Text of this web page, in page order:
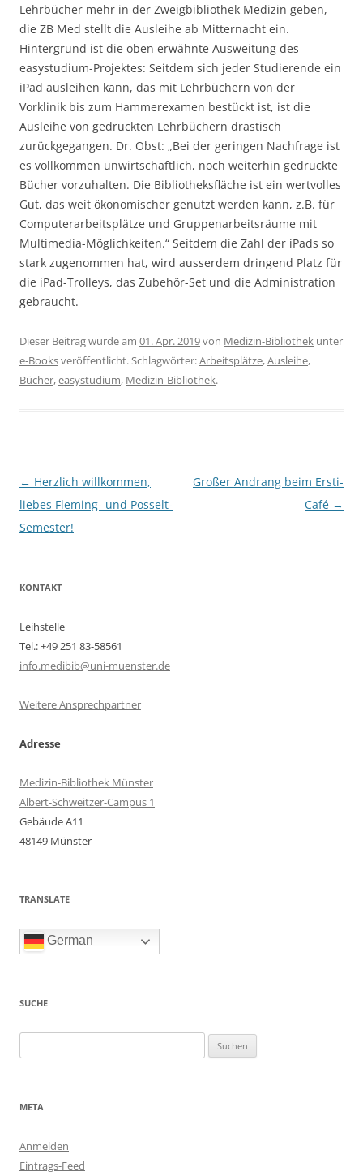
Lehrbücher mehr in der Zweigbibliothek Medizin geben,
die ZB Med stellt die Ausleihe ab Mitternacht ein.
Hintergrund ist die oben erwähnte Ausweitung des
easystudium-Projektes: Seitdem sich jeder Studierende ein
iPad ausleihen kann, das mit Lehrbüchern von der
Vorklinik bis zum Hammerexamen bestückt ist, ist die
Ausleihe von gedruckten Lehrbüchern drastisch
zurückgegangen. Dr. Obst: „Bei der geringen Nachfrage ist
es vollkommen unwirtschaftlich, noch weiterhin gedruckte
Bücher vorzuhalten. Die Bibliotheksfläche ist ein wertvolles
Gut, das weit ökonomischer genutzt werden kann, z.B. für
Computerarbeitsplätze und Gruppenarbeitsräume mit
Multimedia-Möglichkeiten.“ Seitdem die Zahl der iPads so
stark zugenommen hat, wird ausserdem dringend Platz für
die iPad-Trolleys, das Zubehör-Set und die Administration
gebraucht.
Dieser Beitrag wurde am 01. Apr. 2019von Medizin-Bibliothek unter
e-Booksveröffentlicht. Schlagwörter:Arbeitsplätze,Ausleihe,
Bücher,easystudium, Medizin-Bibliothek.
Beitragsnavigation
← Herzlich willkommen,
liebes Fleming- und Posselt-
Semester!
Großer Andrang beim Ersti-
Café →
KONTAKT
Leihstelle
Tel.: +49 251 83-58561
info.medibib@uni-muenster.de
Weitere Ansprechpartner
Adresse
Medizin-Bibliothek Münster
Albert-Schweitzer-Campus 1
Gebäude A11
48149 Münster
TRANSLATE
German
SUCHE
nach:
META
Anmelden
Eintrags-Feed